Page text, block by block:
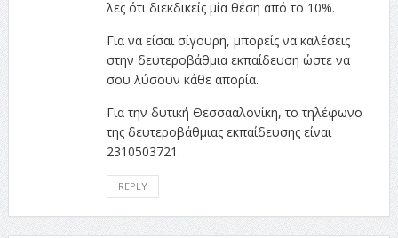
λες ότι διεκδικείς μία θέση από το 10%.
Για να είσαι σίγουρη, μπορείς να καλέσεις
στην δευτεροβάθμια εκπαίδευση ώστε να
σου λύσουν κάθε απορία.
Για την δυτική Θεσσααλονίκη, το τηλέφωνο
της δευτεροβάθμιας εκπαίδευσης είναι
2310503721.
REPLY